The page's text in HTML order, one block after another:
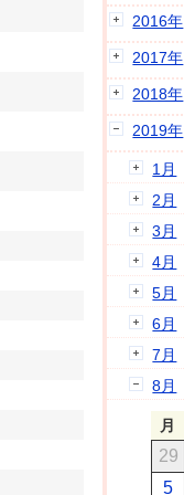
2016年
2017年
2018年
2019年
1月
2月
3月
4月
5月
6月
7月
8月
月
29
5